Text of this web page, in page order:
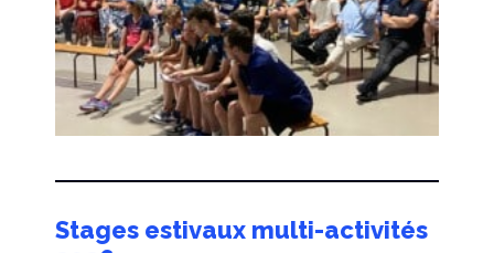
Stages estivaux multi-activités